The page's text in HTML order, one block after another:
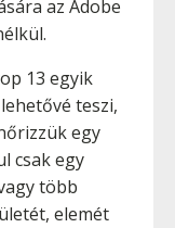
az Adobe
13 egyik
teszi,
egy
csak egy
több
elemét